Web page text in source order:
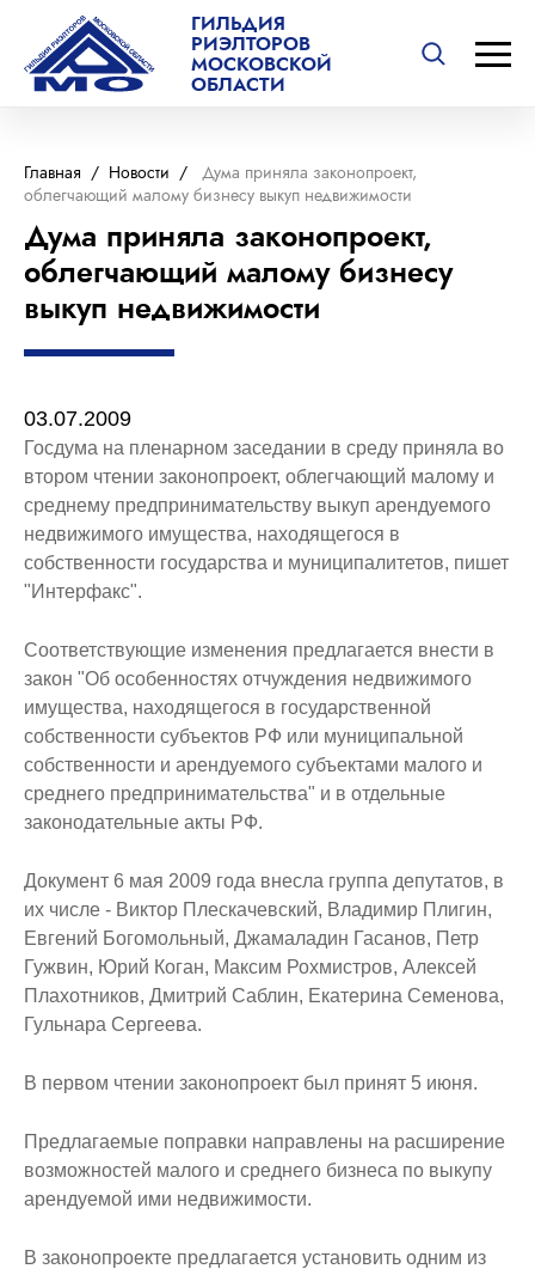
ГИЛЬДИЯ
РИЭЛТОРОВ
МОСКОВСКОЙ
ОБЛАСТИ
Главная / Новости /
Дума приняла законопроект,
облегчающий малому бизнесу выкуп недвижимости
Дума приняла законопроект,
облегчающий малому бизнесу
выкуп недвижимости
03.07.2009
Госдума на пленарном заседании в среду приняла во
втором чтении законопроект, облегчающий малому и
среднему предпринимательству выкуп арендуемого
недвижимого имущества, находящегося в
собственности государства и муниципалитетов, пишет
"Интерфакс".
Соответствующие изменения предлагается внести в
закон "Об особенностях отчуждения недвижимого
имущества, находящегося в государственной
собственности субъектов РФ или муниципальной
собственности и арендуемого субъектами малого и
среднего предпринимательства" и в отдельные
законодательные акты РФ.
Документ 6 мая 2009 года внесла группа депутатов, в
их числе - Виктор Плескачевский, Владимир Плигин,
Евгений Богомольный, Джамаладин Гасанов, Петр
Гужвин, Юрий Коган, Максим Рохмистров, Алексей
Плахотников, Дмитрий Саблин, Екатерина Семенова,
Гульнара Сергеева.
В первом чтении законопроект был принят 5 июня.
Предлагаемые поправки направлены на расширение
возможностей малого и среднего бизнеса по выкупу
арендуемой ими недвижимости.
В законопроекте предлагается установить одним из